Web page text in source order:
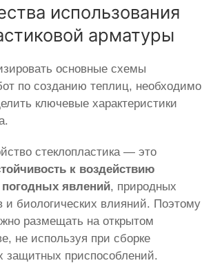
использования
арматуры
основные схемы
по созданию теплиц, необходимо
ключевые характеристики
стеклопластика — это
к воздействию
явлений, природных
и биологических влияний. Поэтому
размещать на открытом
не используя при сборке
защитных приспособлений.